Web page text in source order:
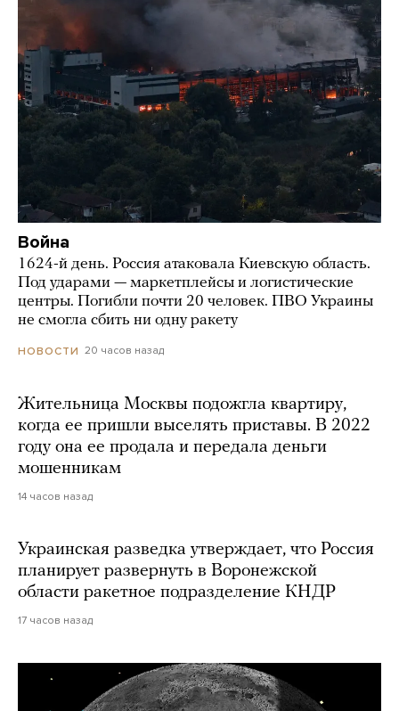
Война
1624-й день. Россия атаковала Киевскую область.
Под ударами — маркетплейсы и логистические
центры. Погибли почти 20 человек. ПВО Украины
не смогла сбить ни одну ракету
НОВОСТИ 20 часов назад
Жительница Москвы подожгла квартиру,
когда ее пришли выселять приставы. В 2022
году она ее продала и передала деньги
мошенникам
14 часов назад
Украинская разведка утверждает, что Россия
планирует развернуть в Воронежской
области ракетное подразделение КНДР
17 часов назад